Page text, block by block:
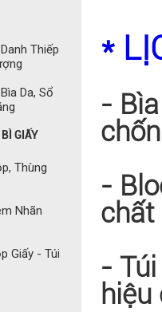
Thiếp
Da, Sổ
GIẤY
Thùng
Nhãn
Giấy - Túi
*
-
-
-